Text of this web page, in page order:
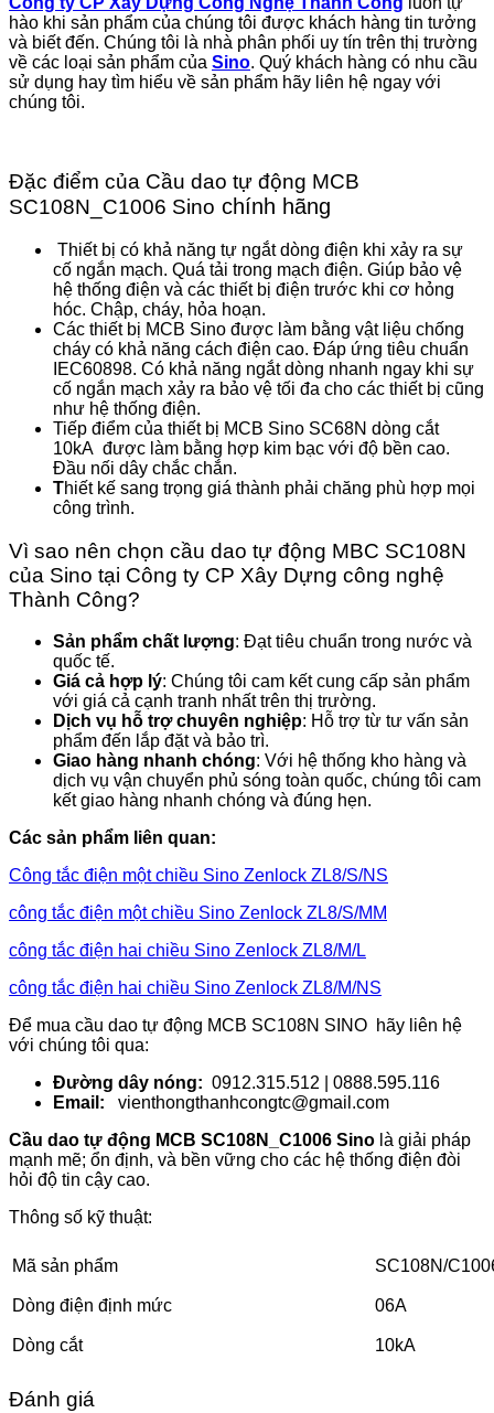
hào khi sản phẩm của chúng tôi được khách hàng tin tưởng
và biết đến. Chúng tôi là nhà phân phối uy tín trên thị trường
về các loại sản phẩm của Sino. Quý khách hàng có nhu cầu
sử dụng hay tìm hiểu về sản phẩm hãy liên hệ ngay với
chúng tôi.
Đặc điểm của Cầu dao tự động MCB
SC108N_C1006 Sino chính hãng
Thiết bị có khả năng tự ngắt dòng điện khi xảy ra sự
cố ngắn mạch. Quá tải trong mạch điện. Giúp bảo vệ
hệ thống điện và các thiết bị điện trước khi cơ hỏng
hóc. Chập, cháy, hỏa hoạn.
Các thiết bị MCB Sino được làm bằng vật liệu chống
cháy có khả năng cách điện cao. Đáp ứng tiêu chuẩn
IEC60898. Có khả năng ngắt dòng nhanh ngay khi sự
cố ngắn mạch xảy ra bảo vệ tối đa cho các thiết bị cũng
như hệ thống điện.
Tiếp điểm của thiết bị MCB Sino SC68N dòng cắt
10kA được làm bằng hợp kim bạc với độ bền cao.
Đầu nối dây chắc chắn.
Thiết kế sang trọng giá thành phải chăng phù hợp mọi
công trình.
Vì sao nên chọn cầu dao tự động MBC SC108N
của Sino tại Công ty CP Xây Dựng công nghệ
Thành Công?
Sản phẩm chất lượng: Đạt tiêu chuẩn trong nước và
quốc tế.
Giá cả hợp lý: Chúng tôi cam kết cung cấp sản phẩm
với giá cả cạnh tranh nhất trên thị trường.
Dịch vụ hỗ trợ chuyên nghiệp: Hỗ trợ từ tư vấn sản
phẩm đến lắp đặt và bảo trì.
Giao hàng nhanh chóng: Với hệ thống kho hàng và
dịch vụ vận chuyển phủ sóng toàn quốc, chúng tôi cam
kết giao hàng nhanh chóng và đúng hẹn.
Các sản phẩm liên quan:
Công tắc điện một chiều Sino Zenlock ZL8/S/NS
công tắc điện một chiều Sino Zenlock ZL8/S/MM
công tắc điện hai chiều Sino Zenlock ZL8/M/L
công tắc điện hai chiều Sino Zenlock ZL8/M/NS
Để mua cầu dao tự động MCB SC108N SINO hãy liên hệ
với chúng tôi qua:
Đường dây nóng: 0912.315.512 | 0888.595.116
Email: vienthongthanhcongtc@gmail.com
Cầu dao tự động MCB SC108N_C1006 Sino là giải pháp
mạnh mẽ; ổn định, và bền vững cho các hệ thống điện đòi
hỏi độ tin cậy cao.
Thông số kỹ thuật:
Mã sản phẩm SC108N/
Dòng điện định mức 06A
Dòng cắt 10kA
Đánh giá